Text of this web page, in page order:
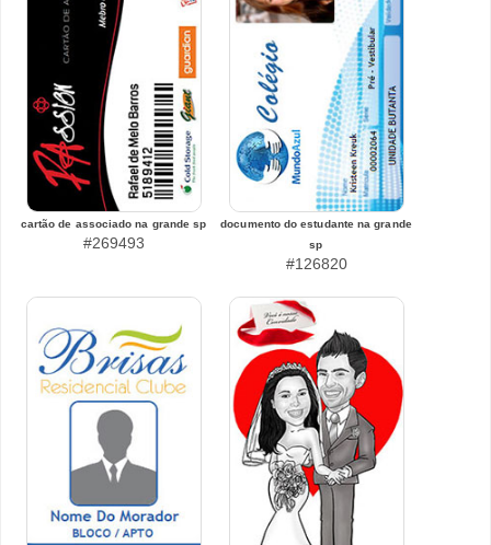
cartão de associado na grande sp
#269493
documento do estudante na grande
sp
#126820